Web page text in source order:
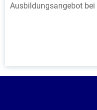
Ausbildungsangebot bei